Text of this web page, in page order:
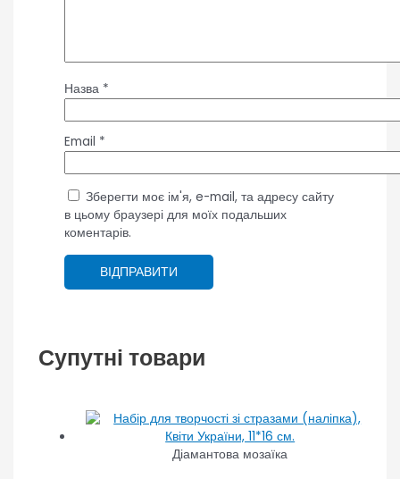
Назва *
Email *
Зберегти моє ім'я, e-mail, та адресу сайту
в цьому браузері для моїх подальших
коментарів.
Супутні товари
Діамантова мозаїка